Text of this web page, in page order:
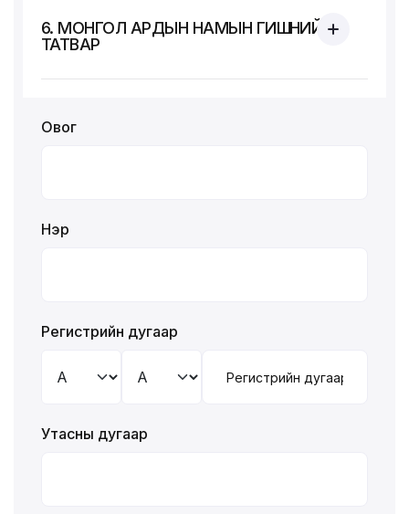
6. МОНГОЛ АРДЫН НАМЫН ГИШҮҮНИЙ
ТАТВАР
Овог
Нэр
Регистрийн дугаар
Утасны дугаар